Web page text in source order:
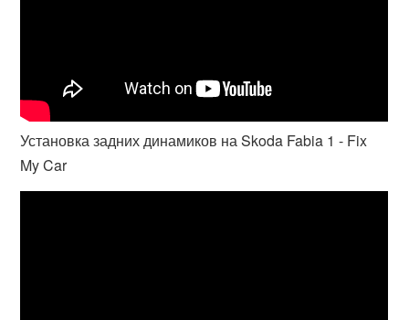
Установка задних динамиков на Skoda Fabia 1 - Fix
My Car